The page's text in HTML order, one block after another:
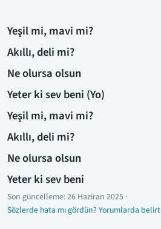
Yeşil mi, mavi mi?
Akıllı, deli mi?
Ne olursa olsun
Yeter ki sev beni (Yo)
Yeşil mi, mavi mi?
Akıllı, deli mi?
Ne olursa olsun
Yeter ki sev beni
Son güncelleme:26 Haziran 2025 ·
Sözlerde hata mı gördün? Yorumlarda belirt